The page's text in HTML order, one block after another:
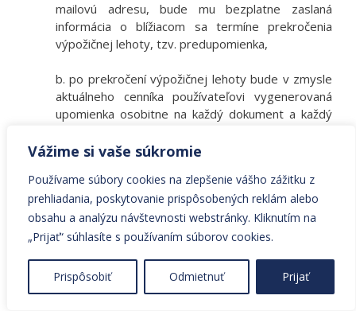
Vážime si vaše súkromie
Používame súbory cookies na zlepšenie vášho zážitku z
prehliadania, poskytovanie prispôsobených reklám alebo
obsahu a analýzu návštevnosti webstránky. Kliknutím na
„Prijať“ súhlasíte s používaním súborov cookies.
Prispôsobiť Odmietnuť Prijať
mailovú adresu, bude mu bezplatne zaslaná
informácia o blížiacom sa termíne prekročenia
výpožičnej lehoty, tzv. predupomienka,
b. po prekročení výpožičnej lehoty bude v zmysle
aktuálneho cenníka používateľovi vygenerovaná
upomienka osobitne na každý dokument a každý
dokumentu knižnica zasiela používateľovi
upomienku písomne, resp. elektronicky alebo
telefonicky. Po 150 dňoch od dátumu vypožičania
dokumentu knižnica zasiela používateľovi písomne
pripočítava k celkovej sume upomienky,